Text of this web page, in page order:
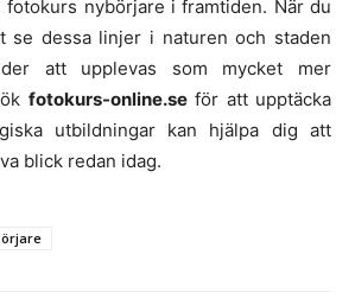
fotokurs nybörjare i framtiden. När du
se dessa linjer i naturen och staden
att upplevas som mycket mer
fotokurs-online.seför att upptäcka
utbildningar kan hjälpa dig att
blick redan idag.